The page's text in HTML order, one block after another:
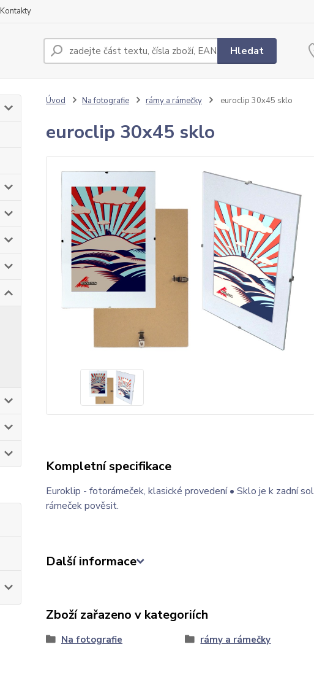
Kontakty
Hledat
Úvod Na fotografie rámy a rámečky euroclip 30x45 sklo
euroclip 30x45 sklo
Kompletní specifikace
Euroklip - fotorámeček, klasické provedení • Sklo je k zadní
rámeček pověsit.
Další informace
Zboží zařazeno v kategoriích
Na fotografie rámy a rámečky